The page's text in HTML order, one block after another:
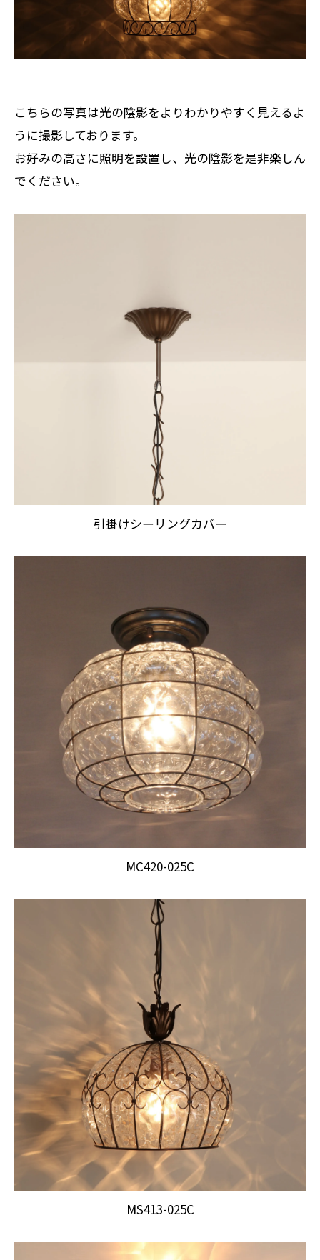
こちらの写真は光の陰影をよりわかりやすく見えるよ
うに撮影しております。
お好みの高さに照明を設置し、光の陰影を是非楽しん
でください。
引掛けシーリングカバー
MC420-025C
MS413-025C